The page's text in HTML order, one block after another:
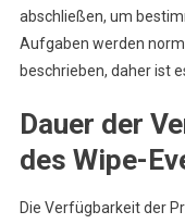
abschließen, um
Aufgaben werden
beschrieben, daher ist
Dauer der
des Wipe-
Die Verfügbarkeit der